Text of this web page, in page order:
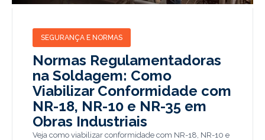
SEGURANÇA E NORMAS
Normas Regulamentadoras
na Soldagem: Como
Viabilizar Conformidade com
NR-18, NR-10 e NR-35 em
Obras Industriais
Veja como viabilizar conformidade com NR-18, NR-10 e